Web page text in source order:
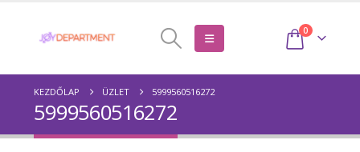
0
KEZDŐLAP ÜZLET 5999560516272
5999560516272